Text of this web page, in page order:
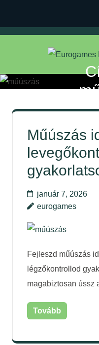
content
Műúszás
január 7, 2026
eurogames
Fejleszd műúszás
légzőkontrollod
magabiztosan ússz
Tovább